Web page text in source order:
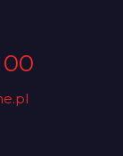
00